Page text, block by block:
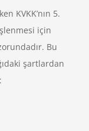
KVKK’nın 5.
için
Bu
şartlardan